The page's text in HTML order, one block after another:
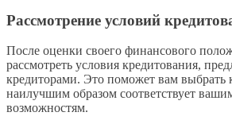
Рассмотрение условий
После оценки своего финансового
рассмотреть условия кредитования,
кредиторами. Это поможет вам выбрать
наилучшим образом соответствует
возможностям.